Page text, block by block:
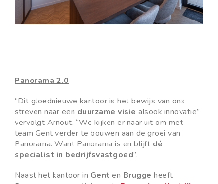
Panorama 2.0
“Dit gloednieuwe kantoor is het bewijs van ons
streven naar een duurzame visie alsook innovatie”
vervolgt Arnout. “We kijken er naar uit om met
team Gent verder te bouwen aan de groei van
Panorama. Want Panorama is en blijft dé
specialist in bedrijfsvastgoed”.
Naast het kantoor in Gent en Brugge heeft